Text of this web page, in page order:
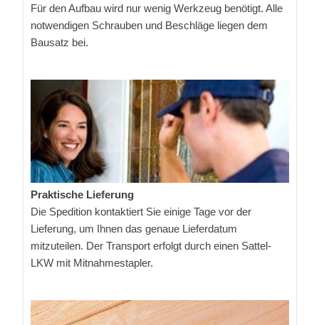
Für den Aufbau wird nur wenig Werkzeug benötigt. Alle
notwendigen Schrauben und Beschläge liegen dem
Bausatz bei.
Praktische Lieferung
Die Spedition kontaktiert Sie einige Tage vor der
Lieferung, um Ihnen das genaue Lieferdatum
mitzuteilen. Der Transport erfolgt durch einen Sattel-
LKW mit Mitnahmestapler.